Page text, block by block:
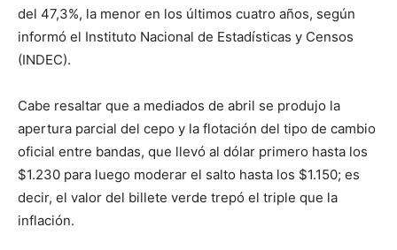
del 47,3%, la menor en los últimos cuatro años, según
informó el Instituto Nacional de Estadísticas y Censos
(INDEC).
Cabe resaltar que a mediados de abril se produjo la
apertura parcial del cepo y la flotación del tipo de cambio
oficial entre bandas, que llevó al dólar primero hasta los
$1.230 para luego moderar el salto hasta los $1.150; es
decir, el valor del billete verde trepó el triple que la
inflación.